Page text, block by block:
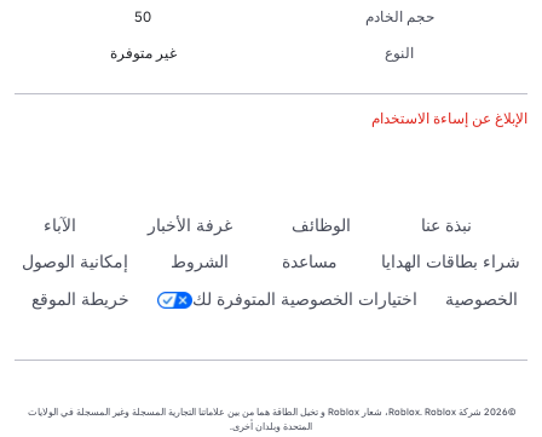
حجم الخادم
50
النوع
غير متوفرة
الإبلاغ عن إساءة الاستخدام
نبذة عنا الوظائف غرفة الأخبار
الآباء
شراء بطاقات الهدايا
مساعدة الشروط
إمكانية الوصول
الخصوصية
اختيارات الخصوصية المتوفرة لك خريطة الموقع
©2026 شركة Roblox. Roblox، شعار Roblox و تخيل الطاقة هما من بين علاماتنا التجارية المسجلة وغير المسجلة في الولايات
المتحدة وبلدان أخرى.